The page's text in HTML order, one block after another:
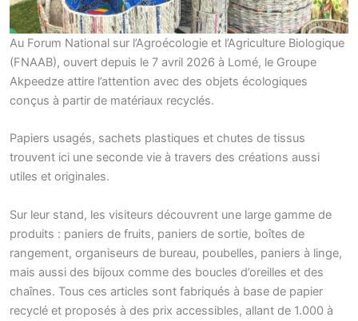
Au Forum National sur l’Agroécologie et l’Agriculture Biologique
(FNAAB), ouvert depuis le 7 avril 2026 à Lomé, le Groupe
Akpeedze attire l’attention avec des objets écologiques
conçus à partir de matériaux recyclés.
Papiers usagés, sachets plastiques et chutes de tissus
trouvent ici une seconde vie à travers des créations aussi
utiles et originales.
Sur leur stand, les visiteurs découvrent une large gamme de
produits : paniers de fruits, paniers de sortie, boîtes de
rangement, organiseurs de bureau, poubelles, paniers à linge,
mais aussi des bijoux comme des boucles d’oreilles et des
chaînes. Tous ces articles sont fabriqués à base de papier
recyclé et proposés à des prix accessibles, allant de 1.000 à